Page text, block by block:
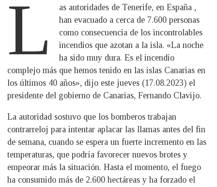
L
as autoridades de Tenerife, en España ,
han evacuado a cerca de 7.600 personas
como consecuencia de los incontrolables
incendios que azotan a la isla. «La noche
ha sido muy dura. Es el incendio
complejo más que hemos tenido en las islas Canarias en
los últimos 40 años», dijo este jueves (17.08.2023) el
presidente del gobierno de Canarias, Fernando Clavijo.
La autoridad sostuvo que los bomberos trabajan
contrarreloj para intentar aplacar las llamas antes del fin
de semana, cuando se espera un fuerte incremento en las
temperaturas, que podría favorecer nuevos brotes y
empeorar más la situación. Hasta el momento, el fuego
ha consumido más de 2.600 hectáreas y ha forzado el